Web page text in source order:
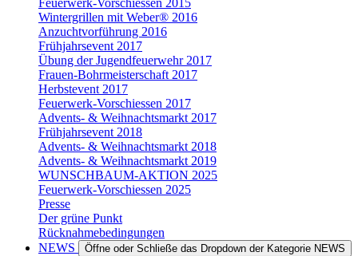
Feuerwerk-Vorschiessen 2015
Wintergrillen mit Weber® 2016
Anzuchtvorführung 2016
Frühjahrsevent 2017
Übung der Jugendfeuerwehr 2017
Frauen-Bohrmeisterschaft 2017
Herbstevent 2017
Feuerwerk-Vorschiessen 2017
Advents- & Weihnachtsmarkt 2017
Frühjahrsevent 2018
Advents- & Weihnachtsmarkt 2018
Advents- & Weihnachtsmarkt 2019
WUNSCHBAUM-AKTION 2025
Feuerwerk-Vorschiessen 2025
Presse
Der grüne Punkt
Rücknahmebedingungen
NEWS
Öffne oder Schließe das Dropdown der Kategorie NEWS